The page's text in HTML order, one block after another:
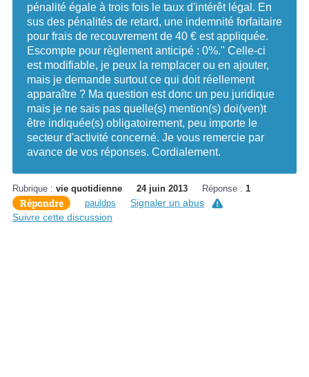
pénalité égale à trois fois le taux d'intérêt légal. En
sus des pénalités de retard, une indemnité forfaitaire
pour frais de recouvrement de 40 € est appliquée.
Escompte pour règlement anticipé : 0%." Celle-ci
est modifiable, je peux la remplacer ou en ajouter,
mais je demande surtout ce qui doit réellement
apparaître ? Ma question est donc un peu juridique
mais je ne sais pas quelle(s) mention(s) doi(ven)t
être indiquée(s) obligatoirement, peu importe le
secteur d'activité concerné. Je vous remercie par
avance de vos réponses. Cordialement.
Rubrique : vie quotidienne 24 juin 2013 Réponse : 1
Répondre pauldps
Signaler un abus
Suivre cette discussion